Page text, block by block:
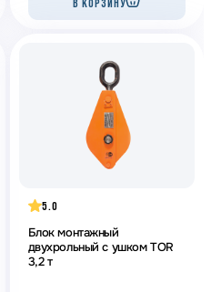
5.0
Блок монтажный
двухрольный с ушком TOR
3,2 т